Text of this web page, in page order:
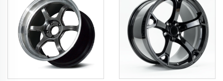
350 RAM1500 2500
สำหรับ Civic Type R,
WRX STI, M3, GR
Supra, BRZ